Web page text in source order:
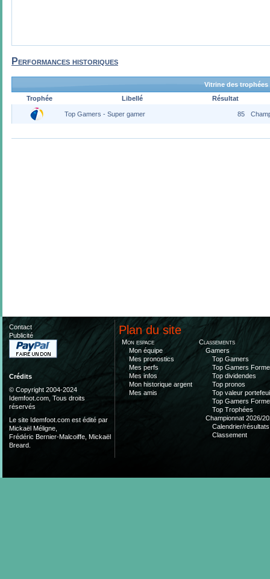
Performances historiques
Vitrine des trophées
Trophée
Libellé Résultat
Top Gamers - Super gamer 85
Contact
Publicité
Crédits
© Copyright 2004-2024
Idemfoot.com, Tous droits
réservés
Le site Idemfoot.com est édité par
Mickaël Méligne,
Frédéric Bernier-Malcoiffe, Mickaël
Breard.
Plan du site
Mon espace
Mon équipe
Mes pronostics
Mes perfs
Mes infos
Mon historique argent
Mes amis
Classements
Gamers
Top Gamers
Top Gamers Forme
Top dividendes
Top pronos
Top valeur
Top Gamers Forme
Top Trophées
Championnat 2026/
Calendrier/résultats
Classement